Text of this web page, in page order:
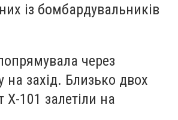
із бомбардувальників
через
захід. Близько двох
Х-101 залетіли на